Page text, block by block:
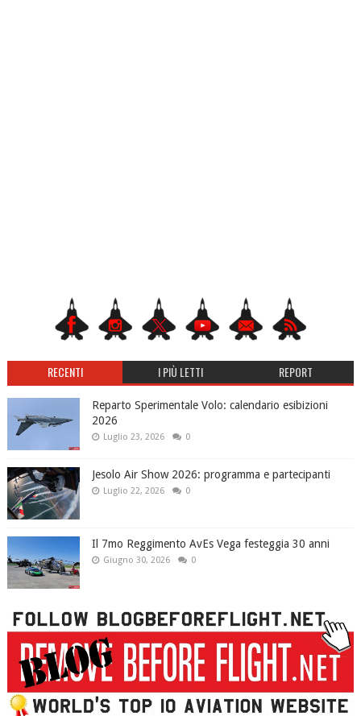
RECENTI I PIÙ LETTI REPORT
Reparto Sperimentale Volo: calendario esibizioni
2026
Luglio 23, 2026 0
Jesolo Air Show 2026: programma e partecipanti
Luglio 22, 2026 0
Il 7mo Reggimento AvEs Vega festeggia 30 anni
Giugno 30, 2026 0